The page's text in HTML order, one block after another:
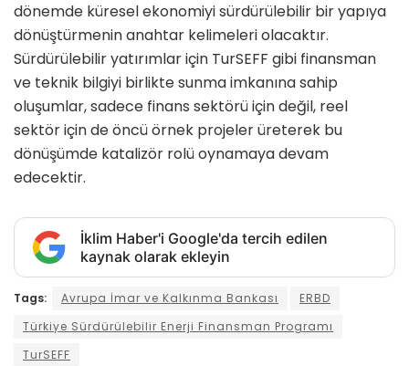
dönemde küresel ekonomiyi sürdürü­lebilir bir yapıya
dönüştürmenin anah­tar kelimeleri olacaktır.
Sürdürülebilir yatırımlar için TurSEFF gibi finans­man
ve teknik bilgiyi birlikte sunma imkanına sahip
oluşumlar, sadece fi­nans sektörü için değil, reel
sektör için de öncü örnek projeler üreterek bu
dönüşümde katalizör rolü oynamaya devam
edecektir.
İklim Haber'i Google'da tercih edilen
kaynak olarak ekleyin
Tags: Avrupa İmar ve Kalkınma Bankası
ERBD
Türkiye Sürdürülebilir Enerji Finansman Programı
TurSEFF